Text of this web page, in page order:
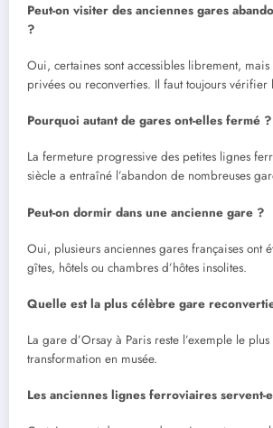
Peut-on visiter des anciennes gares
?
Oui, certaines sont accessibles librement,
privées ou reconverties. Il faut toujours vérifier
Pourquoi autant de gares ont-elles fermé ?
La fermeture progressive des petites lignes
siècle a entraîné l’abandon de nombreuses
Peut-on dormir dans une ancienne gare ?
Oui, plusieurs anciennes gares françaises ont
gîtes, hôtels ou chambres d’hôtes insolites.
Quelle est la plus célèbre gare
La gare d’Orsay à Paris reste l’exemple le
transformation en musée.
Les anciennes lignes ferroviaires servent-